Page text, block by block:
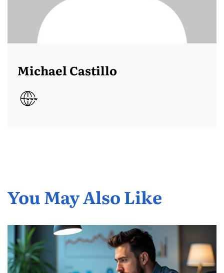
Michael Castillo
You May Also Like